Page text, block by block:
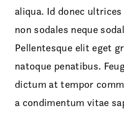
aliqua. Id donec
non sodales neque
Pellentesque elit eget
natoque penatibus.
dictum at tempor
a condimentum vitae